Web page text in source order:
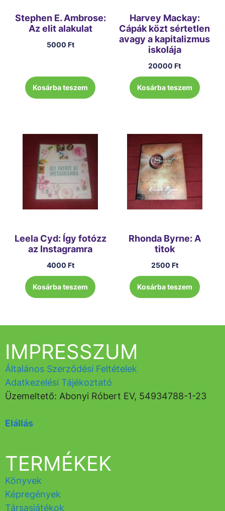
Stephen E. Ambrose:
Az elit alakulat
5000 Ft
Kosárba teszem
Harvey Mackay:
Cápák közt sértetlen
avagy a kapitalizmus
iskolája
20000Ft
Kosárba teszem
Leela Cyd: Így fotózz
az Instagramra
4000 Ft
Kosárba teszem
Rhonda Byrne: A
titok
2500 Ft
Kosárba teszem
TERMÉKEK
Könyvek
Képregények
Társasjátékok
IMPRESSZUM
Általános Szerződési Feltételek
Adatkezelési Tájékoztató
Üzemeltető: Abonyi Róbert EV, 54934788-1-23
Elállás